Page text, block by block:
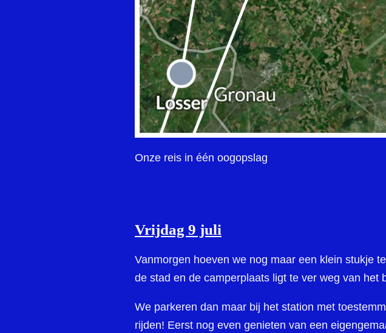
Onze reis in één oogopslag
Vrijdag 9 juli
Vanmorgen hoeven we nog maar een klein stukje
de stad en de camperplaats ligt te ver weg van het
We parkeren dan maar bij het station met
rijden! Eerst nog even genieten van een